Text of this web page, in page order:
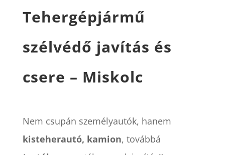
Tehergépjármű
szélvédő javítás és
csere – Miskolc
Nem csupán személyautók, hanem
kisteherautó, kamion, továbbá